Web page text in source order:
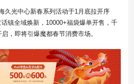
久光中心新春系列活动于1月底拉开序
镇全域焕新，10000+福袋爆单开售，千
，即将引爆魔都春节消费市场。